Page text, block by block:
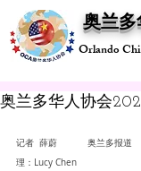
奥兰
Orlando
奥兰多华人协会
记者  薛蔚	奥兰多报道	摄影：朱志凌     编辑整
理：Lucy Chen